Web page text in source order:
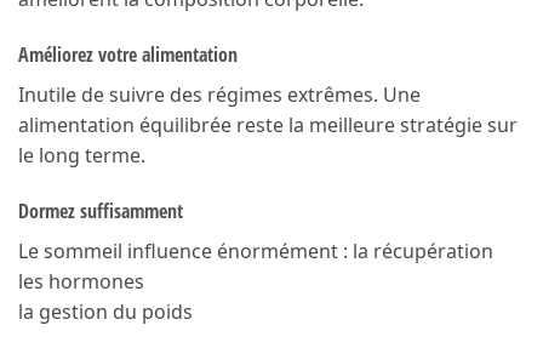
Améliorez votre alimentation
Inutile de suivre des régimes extrêmes. Une
alimentation équilibrée reste la meilleure stratégie sur
le long terme.
Dormez suffisamment
Le sommeil influence énormément : la récupération
les hormones
la gestion du poids